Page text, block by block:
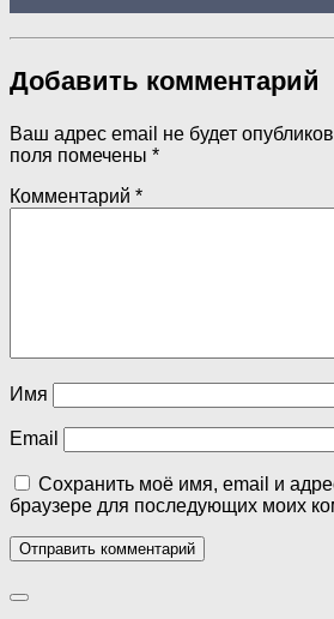
Добавить комментарий
Ваш адрес email не будет
поля помечены *
Комментарий *
Имя
Email
Сохранить моё имя, email и
браузере для последующих моих